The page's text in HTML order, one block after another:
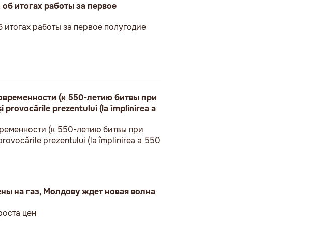
итогах работы за первое
работы за первое полугодие
(к 550-летию битвы при
provocările prezentului (la împlinirea a
(к 550-летию битвы при
prezentului (la împlinirea a 550
на газ, Молдову ждет новая волна
цен